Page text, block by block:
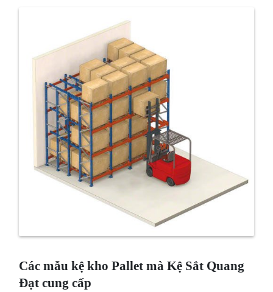
Các mẫu kệ kho Pallet mà Kệ Sắt Quang
Đạt cung cấp